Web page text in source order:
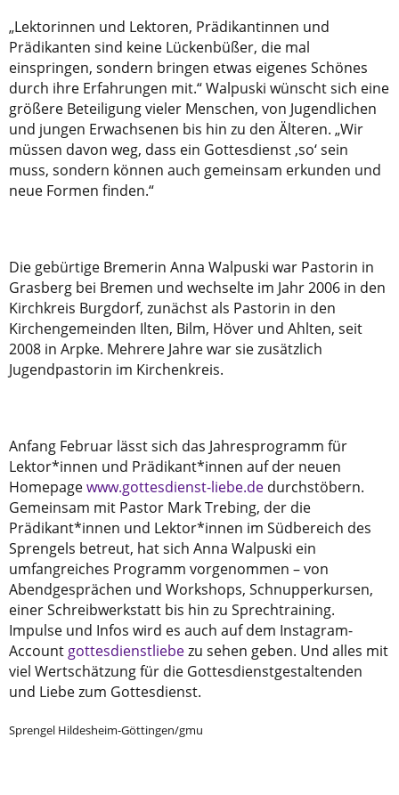
„Lektorinnen und Lektoren, Prädikantinnen und
Prädikanten sind keine Lückenbüßer, die mal
einspringen, sondern bringen etwas eigenes Schönes
durch ihre Erfahrungen mit.“ Walpuski wünscht sich eine
größere Beteiligung vieler Menschen, von Jugendlichen
und jungen Erwachsenen bis hin zu den Älteren. „Wir
müssen davon weg, dass ein Gottesdienst ‚so‘ sein
muss, sondern können auch gemeinsam erkunden und
neue Formen finden.“
Die gebürtige Bremerin Anna Walpuski war Pastorin in
Grasberg bei Bremen und wechselte im Jahr 2006 in den
Kirchkreis Burgdorf, zunächst als Pastorin in den
Kirchengemeinden Ilten, Bilm, Höver und Ahlten, seit
2008 in Arpke. Mehrere Jahre war sie zusätzlich
Jugendpastorin im Kirchenkreis.
Anfang Februar lässt sich das Jahresprogramm für
Lektor*innen und Prädikant*innen auf der neuen
Homepagewww.gottesdienst-liebe.de durchstöbern.
Gemeinsam mit Pastor Mark Trebing, der die
Prädikant*innen und Lektor*innen im Südbereich des
Sprengels betreut, hat sich Anna Walpuski ein
umfangreiches Programm vorgenommen – von
Abendgesprächen und Workshops, Schnupperkursen,
einer Schreibwerkstatt bis hin zu Sprechtraining.
Impulse und Infos wird es auch auf dem Instagram-
Account gottesdienstliebezu sehen geben. Und alles mit
viel Wertschätzung für die Gottesdienstgestaltenden
und Liebe zum Gottesdienst.
Sprengel Hildesheim-Göttingen/gmu